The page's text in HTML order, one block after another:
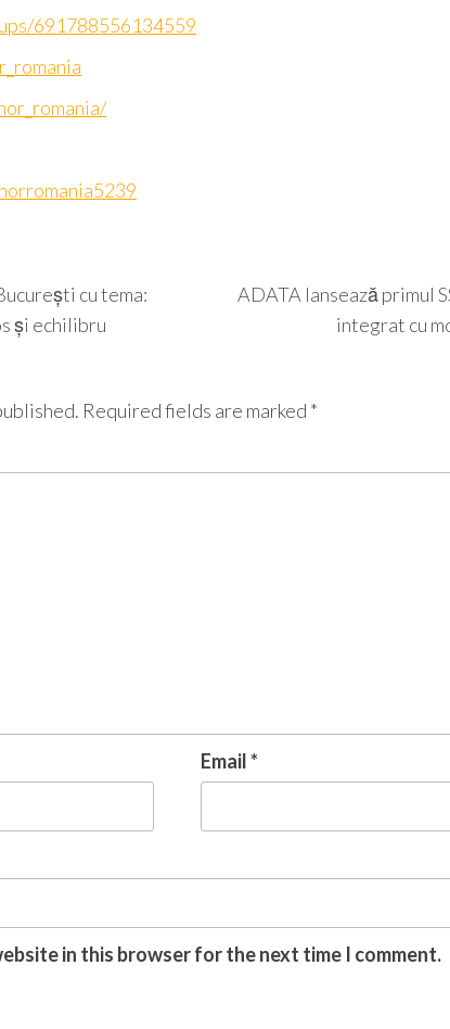
691788556134559
cu tema:
și echilibru
ADATA lansează primul
integrat cu
Required fields are marked *
Email*
in this browser for the next time I comment.